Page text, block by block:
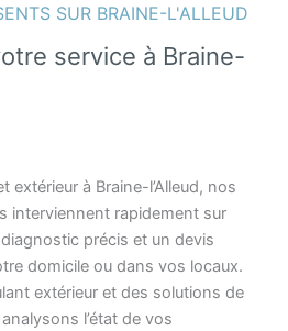
SUR BRAINE-L'ALLEUD
service à Braine-
extérieur à Braine-l’Alleud, nos
interviennent rapidement sur
précis et un devis
domicile ou dans vos locaux.
extérieur et des solutions de
l’état de vos